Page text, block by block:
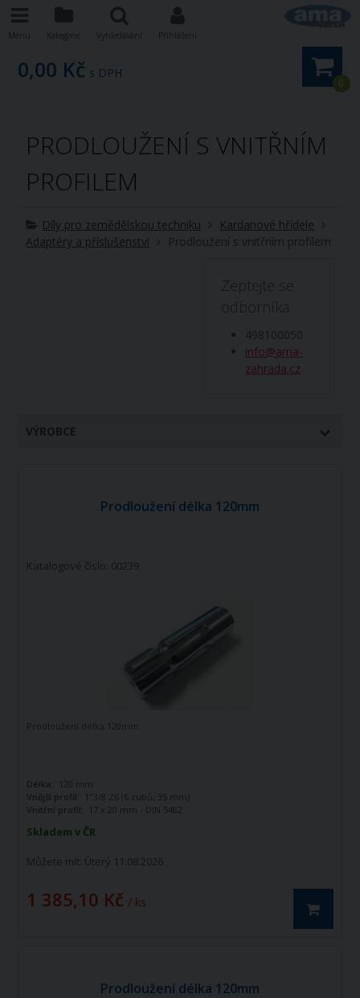
0
0,00 Kč s DPH
PRODLOUŽENÍ S VNITŘNÍM
PROFILEM
Díly pro zemědělskou techniku
Kardanové hřídele
Adaptéry a příslušenství
Prodloužení s vnitřním profilem
Zeptejte se
odborníka
498100050
info@ama-
zahrada.cz
VÝROBCE
Prodloužení délka 120mm
Katalogové číslo: 00239
Skladem v ČR
Můžete mít: Úterý 11.08.2026
1 385,10 Kč / ks
Prodloužení délka 120mm
Délka:
120 mm
Vnější profil:
1"3/8 Z6 (6 zubů, 35 mm)
Vnitřní profil:
17 x 20 mm - DIN 5482
Prodloužení délka 120mm
Menu Kategorie Vyhledávání Přihlášení